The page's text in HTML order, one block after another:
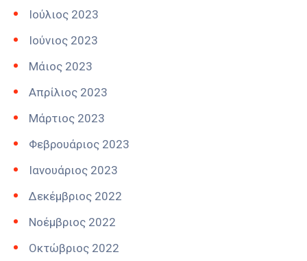
Ιούλιος 2023
Ιούνιος 2023
Μάιος 2023
Απρίλιος 2023
Μάρτιος 2023
Φεβρουάριος 2023
Ιανουάριος 2023
Δεκέμβριος 2022
Νοέμβριος 2022
Οκτώβριος 2022